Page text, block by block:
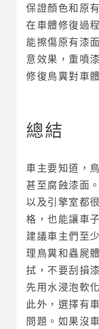
保證顏色和原
在車體修復過
能擦傷原有漆
意效果，重噴
修復鳥糞對車
總結
車主要知道，
甚至腐蝕漆面
以及引擎室都
格，也能讓車
建議車主們至
理鳥糞和蟲屍
拭，不要刮損
先用水浸泡軟
此外，選擇有
問題。如果沒